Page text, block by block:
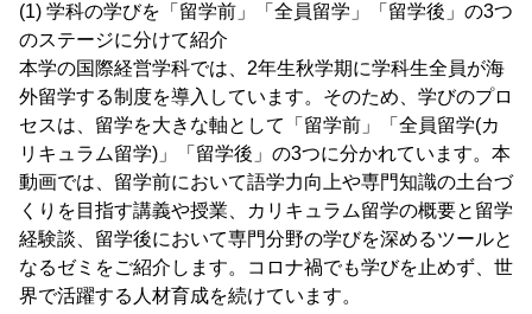
(1) 学科の学びを「留学前」「全員留学」「留学後」の3つ
のステージに分けて紹介
本学の国際経営学科では、2年生秋学期に学科生全員が海
外留学する制度を導入しています。そのため、学びのプロ
セスは、留学を大きな軸として「留学前」「全員留学(カ
リキュラム留学)」「留学後」の3つに分かれています。本
動画では、留学前において語学力向上や専門知識の土台づ
くりを目指す講義や授業、カリキュラム留学の概要と留学
経験談、留学後において専門分野の学びを深めるツールと
なるゼミをご紹介します。コロナ禍でも学びを止めず、世
界で活躍する人材育成を続けています。